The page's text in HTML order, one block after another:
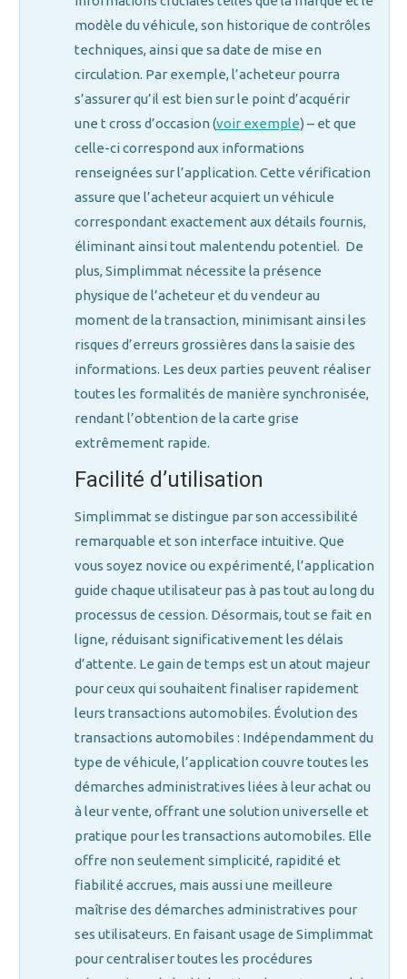
modèle du véhicule, son historique de contrôles
techniques, ainsi que sa date de mise en
circulation. Par exemple, l’acheteur pourra
s’assurer qu’il est bien sur le point d’acquérir
une t cross d’occasion (voir exemple) – et que
celle-ci correspond aux informations
renseignées sur l’application. Cette vérification
assure que l’acheteur acquiert un véhicule
correspondant exactement aux détails fournis,
éliminant ainsi tout malentendu potentiel. De
plus, Simplimmat nécessite la présence
physique de l’acheteur et du vendeur au
moment de la transaction, minimisant ainsi les
risques d’erreurs grossières dans la saisie des
informations. Les deux parties peuvent réaliser
toutes les formalités de manière synchronisée,
rendant l’obtention de la carte grise
extrêmement rapide.
Facilité d’utilisation
Simplimmat se distingue par son accessibilité
remarquable et son interface intuitive. Que
vous soyez novice ou expérimenté, l’application
guide chaque utilisateur pas à pas tout au long du
processus de cession. Désormais, tout se fait en
ligne, réduisant significativement les délais
d’attente. Le gain de temps est un atout majeur
pour ceux qui souhaitent finaliser rapidement
leurs transactions automobiles. Évolution des
transactions automobiles : Indépendamment du
type de véhicule, l’application couvre toutes les
démarches administratives liées à leur achat ou
à leur vente, offrant une solution universelle et
pratique pour les transactions automobiles. Elle
offre non seulement simplicité, rapidité et
fiabilité accrues, mais aussi une meilleure
maîtrise des démarches administratives pour
ses utilisateurs. En faisant usage de Simplimmat
pour centraliser toutes les procédures